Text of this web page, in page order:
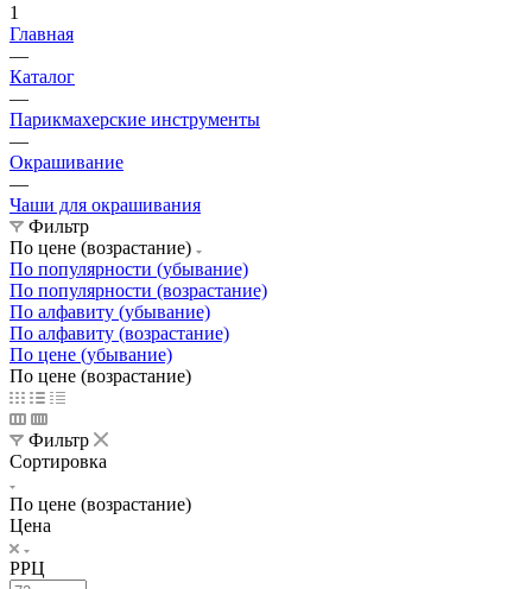
1
Главная
—
Каталог
—
Парикмахерские инструменты
—
Окрашивание
—
Чаши для окрашивания
Фильтр
По цене (возрастание)
По популярности (убывание)
По популярности (возрастание)
По алфавиту (убывание)
По алфавиту (возрастание)
По цене (убывание)
По цене (возрастание)
Фильтр
Сортировка
По цене (возрастание)
Цена
РРЦ